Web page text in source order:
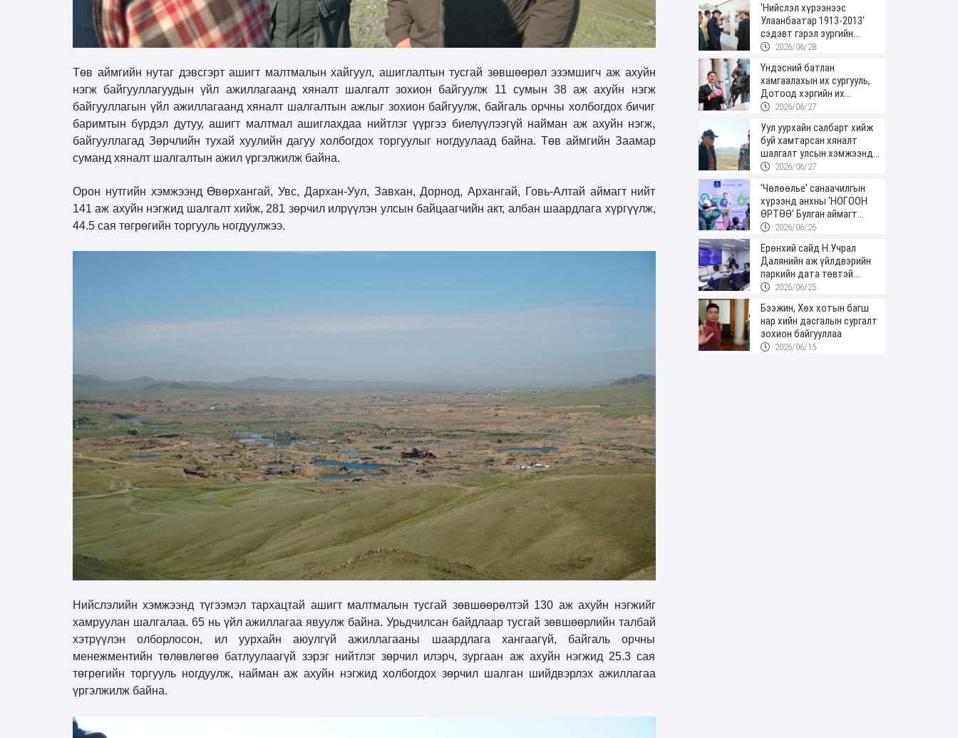
Төв аймгийн нутаг дэвсгэрт ашигт малтмалын хайгуул, ашиглалтын тусгай зөвшөөрөл эзэмшигч аж ахуйн
нэгж байгууллагуудын үйл ажиллагаанд хяналт шалгалт зохион байгуулж 11 сумын 38 аж ахуйн нэгж
байгууллагын үйл ажиллагаанд хяналт шалгалтын ажлыг зохион байгуулж, байгаль орчны холбогдох бичиг
баримтын бүрдэл дутуу, ашигт малтмал ашиглахдаа нийтлэг үүргээ биелүүлээгүй найман аж ахуйн нэгж,
байгууллагад Зөрчлийн тухай хуулийн дагуу холбогдох торгуулыг ногдуулаад байна. Төв аймгийн Заамар
суманд хяналт шалгалтын ажил үргэлжилж байна.
Орон нутгийн хэмжээнд Өвөрхангай, Увс, Дархан-Уул, Завхан, Дорнод, Архангай, Говь-Алтай аймагт нийт
141 аж ахуйн нэгжид шалгалт хийж, 281 зөрчил илрүүлэн улсын байцаагчийн акт, албан шаардлага хүргүүлж,
44.5 сая төгрөгийн торгууль ногдуулжээ.
Нийслэлийн хэмжээнд түгээмэл тархацтай ашигт малтмалын тусгай зөвшөөрөлтэй 130 аж ахуйн нэгжийг
хамруулан шалгалаа. 65 нь үйл ажиллагаа явуулж байна. Урьдчилсан байдлаар тусгай зөвшөөрлийн талбай
хэтрүүлэн олборлосон, ил уурхайн аюулгүй ажиллагааны шаардлага хангаагүй, байгаль орчны
менежментийн төлөвлөгөө батлуулаагүй зэрэг нийтлэг зөрчил илэрч, зургаан аж ахуйн нэгжид 25.3 сая
төгрөгийн торгууль ногдуулж, найман аж ахуйн нэгжид холбогдох зөрчил шалган шийдвэрлэх ажиллагаа
үргэлжилж байна.
'Нийслэл хүрээнээс
Улаанбаатар 1913-2013'
сэдэвт гэрэл зургийн
үзэсгэлэнгээр зочиллоо
2026/06/28
Үндэсний батлан
хамгаалахын их сургууль,
Дотоод хэргийн их
сургуулийн төгсөгчид
авлаа
2026/06/27
Уул уурхайн салбарт хийж
буй хамтарсан хяналт
шалгалт улсын хэмжээнд
үргэлжилж байна
2026/06/27
'Чөлөөлье' санаачилгын
хүрээнд анхны 'НОГООН
ӨРТӨӨ' Булган аймагт
нээгдлээ
2026/06/26
Ерөнхий сайд Н.Учрал
Далянийн аж үйлдвэрийн
паркийн дата төвтэй
танилцав
2026/06/25
Бээжин, Хөх хотын багш
нар хийн дасгалын сургалт
зохион байгууллаа
2026/06/15